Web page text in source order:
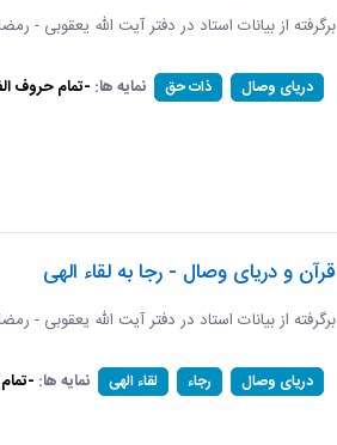
برگرفته از بیانات استاد در دفتر آیت الله یعقوبی - رمضان
دریای وصال ذات حق نمایه ها: -تمام حروف
قرآن و دریای وصال - رجا به لقاء الهی
برگرفته از بیانات استاد در دفتر آیت الله یعقوبی - رمضان
دریای وصال رجاء لقاء الهی نمایه ها: -